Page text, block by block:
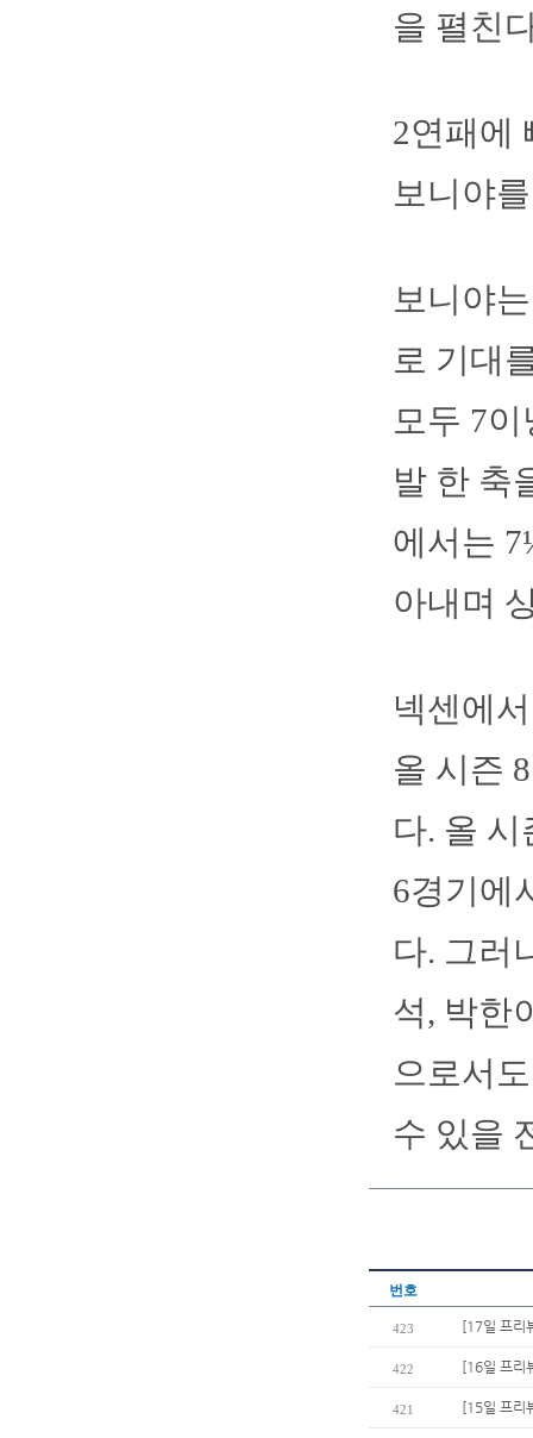
을 펼친
2연패에
보니야
보니야
로 기대
모두 7
발 한 축
에서는
아내며
넥센에
올 시즌
다. 올
6경기에
다. 그러
석, 박한
으로서
수 있을
번호
423 [17일 프리
422 [16일 프리
421 [15일 프리